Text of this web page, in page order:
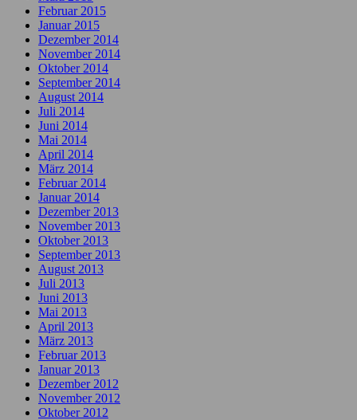
Februar 2015
Januar 2015
Dezember 2014
November 2014
Oktober 2014
September 2014
August 2014
Juli 2014
Juni 2014
Mai 2014
April 2014
März 2014
Februar 2014
Januar 2014
Dezember 2013
November 2013
Oktober 2013
September 2013
August 2013
Juli 2013
Juni 2013
Mai 2013
April 2013
März 2013
Februar 2013
Januar 2013
Dezember 2012
November 2012
Oktober 2012